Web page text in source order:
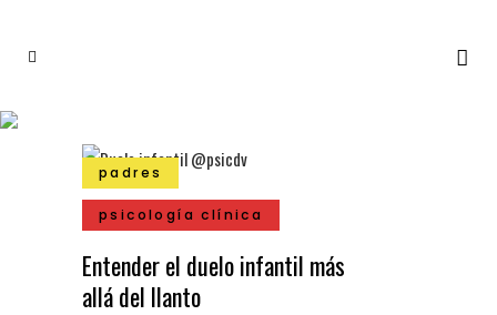
padres
psicología clínica
Entender el duelo infantil más
allá del llanto